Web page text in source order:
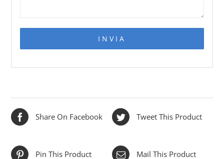
Share On Facebook Tweet This Product
Pin This Product Mail This Product